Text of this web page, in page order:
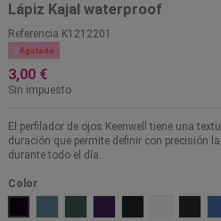
Lápiz Kajal waterproof
Referencia K1212201
 Agotado
3,00 €
Sin impuesto
El perfilador de ojos Keenwell tiene una
duración que permite definir con precisión
durante todo el día.
Color